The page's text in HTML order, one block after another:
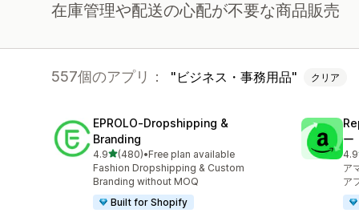
在庫管理や配送の心配が不要な商品販売
557個のアプリ： ビジネス・事務用品 クリア
EPROLO‑Dropshipping &
Branding
4.95つ星中
(480)
合計レビュー数：480件
•Free plan available
Fashion Dropshipping & Custom
Branding without MOQ
Built for Shopify
ー
4.9
合
ア
ア